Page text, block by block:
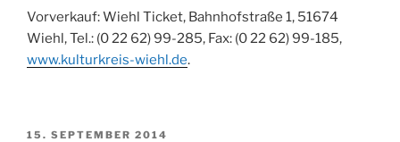
Vorverkauf: Wiehl Ticket, Bahnhofstraße 1, 51674
Wiehl, Tel.: (0 22 62) 99-285, Fax: (0 22 62) 99-185,
www.kulturkreis-wiehl.de.
VERÖFFENTLICHT
15. SEPTEMBER 2014